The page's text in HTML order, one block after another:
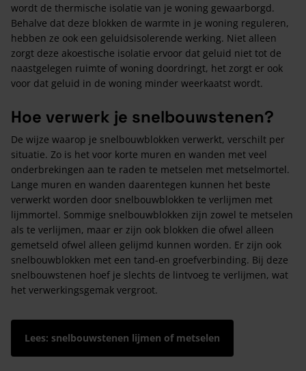
wordt de thermische isolatie van je woning gewaarborgd.
Behalve dat deze blokken de warmte in je woning reguleren,
hebben ze ook een geluidsisolerende werking. Niet alleen
zorgt deze akoestische isolatie ervoor dat geluid niet tot de
naastgelegen ruimte of woning doordringt, het zorgt er ook
voor dat geluid in de woning minder weerkaatst wordt.
Hoe verwerk je snelbouwstenen?
De wijze waarop je snelbouwblokken verwerkt, verschilt per
situatie. Zo is het voor korte muren en wanden met veel
onderbrekingen aan te raden te metselen met metselmortel.
Lange muren en wanden daarentegen kunnen het beste
verwerkt worden door snelbouwblokken te verlijmen met
lijmmortel. Sommige snelbouwblokken zijn zowel te metselen
als te verlijmen, maar er zijn ook blokken die ofwel alleen
gemetseld ofwel alleen gelijmd kunnen worden. Er zijn ook
snelbouwblokken met een tand-en groefverbinding. Bij deze
snelbouwstenen hoef je slechts de lintvoeg te verlijmen, wat
het verwerkingsgemak vergroot.
Lees: snelbouwstenen lijmen of metselen